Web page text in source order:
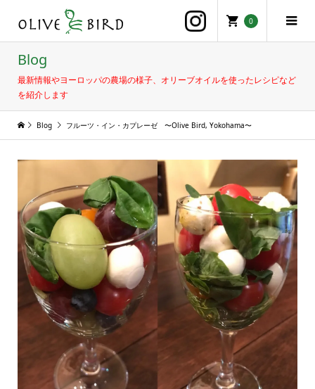
0
Blog
最新情報やヨーロッパの農場の様子、オリーブオイルを使ったレシピなど
を紹介します
Blog フルーツ・イン・カプレーゼ 〜Olive Bird, Yokohama〜